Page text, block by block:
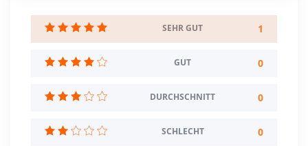
120
Regelstudienzeit
4 Semester
Sprache
Englisch
SEHR GUT 1
GUT 0
DURCHSCHNITT 0
SCHLECHT 0